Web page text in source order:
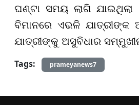
ଘଣ୍ଟା ସମୟ ଲାଗି
ବିମାନରେ ଏଭଳି
ଯାତ୍ରୀଙ୍କୁ ଅସୁବିଧାର
Tags:
prameyanews7